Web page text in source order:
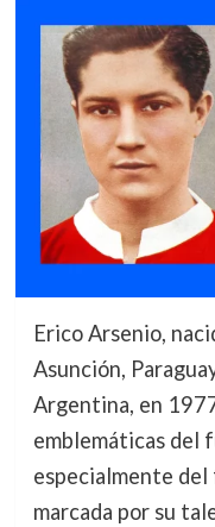
Erico Arsenio,
Asunción,
Argentina, en
emblemáticas del
especialmente
marcada por su